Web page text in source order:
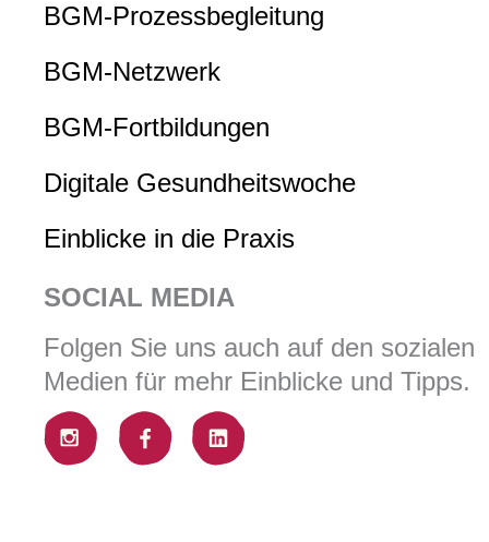
BGM-Prozessbegleitung
BGM-Netzwerk
BGM-Fortbildungen
Digitale Gesundheitswoche
Einblicke in die Praxis
SOCIAL MEDIA
Folgen Sie uns auch auf den sozialen
Medien für mehr Einblicke und Tipps.